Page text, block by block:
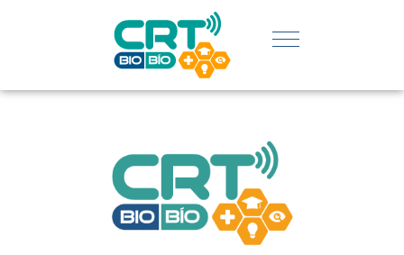
REGIÓN:
CONOCE
LOGROS
DE CRT